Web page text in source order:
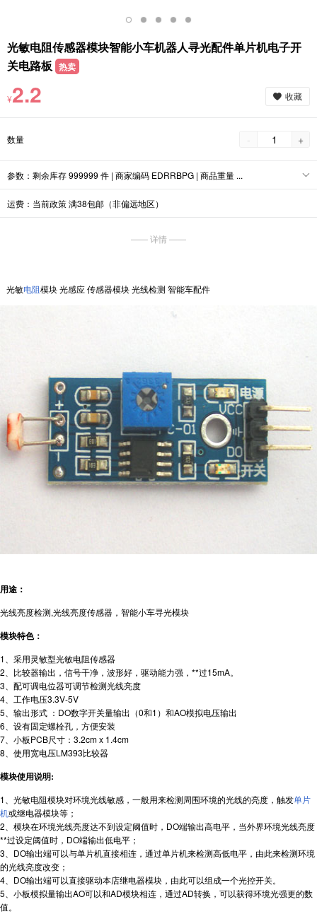
光敏电阻传感器模块智能小车机器人寻光配件单片机电子开
关电路板 热卖
¥2.2 收藏
数量 - +
参数：剩余库存 999999 件 | 商家编码 EDRRBPG | 商品重量 ...
运费：当前政策 满38包邮（非偏远地区）
—— 详情 ——
光敏电阻模块 光感应 传感器模块 光线检测 智能车配件
用途：
光线亮度检测,光线亮度传感器，智能小车寻光模块
模块特色：
1、采用灵敏型光敏电阻传感器
2、比较器输出，信号干净，波形好，驱动能力强，**过15mA。
3、配可调电位器可调节检测光线亮度
4、工作电压3.3V-5V
5、输出形式 ：DO数字开关量输出（0和1）和AO模拟电压输出
6、设有固定螺栓孔，方便安装
7、小板PCB尺寸：3.2cm x 1.4cm
8、使用宽电压LM393比较器
模块使用说明:
1、光敏电阻模块对环境光线敏感，一般用来检测周围环境的光线的亮度，触发单片
机或继电器模块等；
2、模块在环境光线亮度达不到设定阈值时，DO端输出高电平，当外界环境光线亮度
**过设定阈值时，DO端输出低电平；
3、DO输出端可以与单片机直接相连，通过单片机来检测高低电平，由此来检测环境
的光线亮度改变；
4、DO输出端可以直接驱动本店继电器模块，由此可以组成一个光控开关。
5、小板模拟量输出AO可以和AD模块相连，通过AD转换，可以获得环境光强更的数
值。